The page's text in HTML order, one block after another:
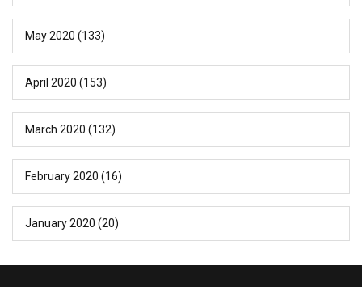
May 2020 (133)
April 2020 (153)
March 2020 (132)
February 2020 (16)
January 2020 (20)